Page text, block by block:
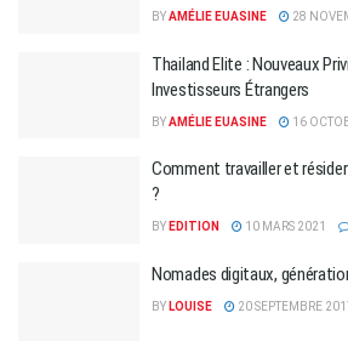
BYAMÉLIE EUASINE 28
Thailand Elite : Nouveaux
Investisseurs Étrangers
BYAMÉLIE EUASINE 16
Comment travailler et
?
BY EDITION 10 MARS 2021
Nomades digitaux,
BY LOUISE 20 SEPTEMBRE